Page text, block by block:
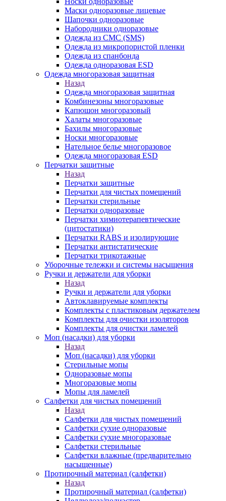
Маски одноразовые лицевые
Шапочки одноразовые
Набородники одноразовые
Одежда из СМС (SMS)
Одежда из микропористой пленки
Одежда из спанбонда
Одежда одноразовая ESD
Одежда многоразовая защитная
Назад
Одежда многоразовая защитная
Комбинезоны многоразовые
Капюшон многоразовый
Халаты многоразовые
Бахилы многоразовые
Носки многоразовые
Нательное белье многоразовое
Одежда многоразовая ESD
Перчатки защитные
Назад
Перчатки защитные
Перчатки для чистых помещений
Перчатки стерильные
Перчатки одноразовые
Перчатки химиотерапевтические
(цитостатики)
Перчатки RABS и изолирующие
Перчатки антистатические
Перчатки трикотажные
Уборочные тележки и системы насыщения
Ручки и держатели для уборки
Назад
Ручки и держатели для уборки
Автоклавируемые комплекты
Комплекты с пластиковым держателем
Комплекты для очистки изоляторов
Комплекты для очистки ламелей
Моп (насадки) для уборки
Назад
Моп (насадки) для уборки
Стерильные мопы
Одноразовые мопы
Многоразовые мопы
Мопы для ламелей
Салфетки для чистых помещений
Назад
Салфетки для чистых помещений
Салфетки сухие одноразовые
Салфетки сухие многоразовые
Салфетки стерильные
Салфетки влажные (предварительно
насыщенные)
Протирочный материал (салфетки)
Назад
Протирочный материал (салфетки)